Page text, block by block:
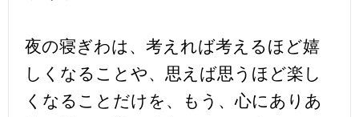
夜の寝ぎわは、考えれば考えるほど嬉
しくなることや、思えば思うほど楽し
くなることだけを、もう、心にありあ